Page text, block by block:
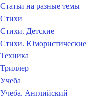
Статьи на разные темы
Стихи
Стихи. Детские
Стихи. Юмористические
Техника
Триллер
Учеба
Учеба. Английский